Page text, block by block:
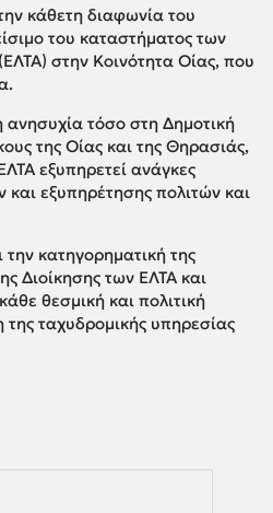
κάθετη διαφωνία του
του καταστήματος των
στην Κοινότητα Οίας, που
ανησυχία τόσο στη Δημοτική
της Οίας και της Θηρασιάς,
εξυπηρετεί ανάγκες
εξυπηρέτησης πολιτών και
κατηγορηματική της
Διοίκησης των ΕΛΤΑ και
θεσμική και πολιτική
της ταχυδρομικής υπηρεσίας